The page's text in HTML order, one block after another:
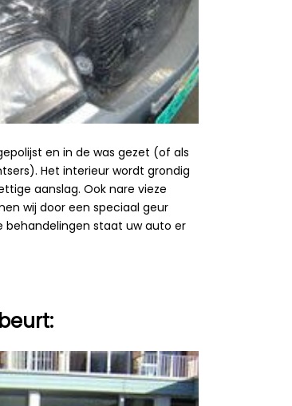
en in de was gezet (of als
Het interieur wordt grondig
aanslag. Ook nare vieze
wij door een speciaal geur
behandelingen staat uw auto er